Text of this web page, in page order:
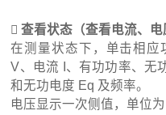
查看状态（查看电流、电
在测量状态下，单击相应
V、电流 I、有功功率、无
和无功电度 Eq 及频率。
电压显示一次侧值，单位